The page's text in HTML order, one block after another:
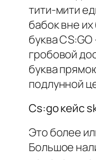
тити-мити
бабок вне
буква
гробовой
буква
подлунной
Cs:go кейс
Это более
Большое